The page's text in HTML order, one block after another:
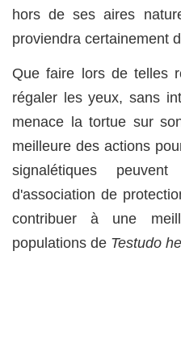
hors de ses aires
proviendra certainement
Que faire lors de telles
régaler les yeux, sans
menace la tortue sur
meilleure des actions
signalétiques
d'association de
contribuer à une
populations de Testudo